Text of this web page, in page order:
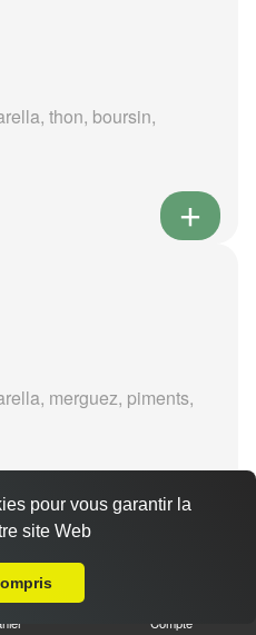
thon, boursin,
merguez, piments,
Compte
pour vous garantir la
site Web